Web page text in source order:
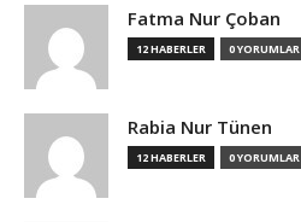
Fatma Nur Çoban
12 HABERLER 0 YORUMLAR
Rabia Nur Tünen
12 HABERLER 0 YORUMLAR